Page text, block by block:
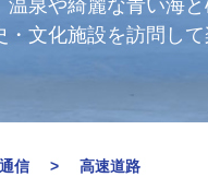
泉や綺麗な青い海
文化施設を訪問して
信 高速道路